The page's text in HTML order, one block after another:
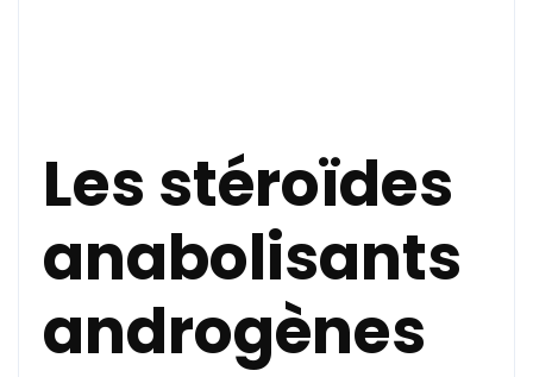
Les stéroïdes
anabolisants
androgènes